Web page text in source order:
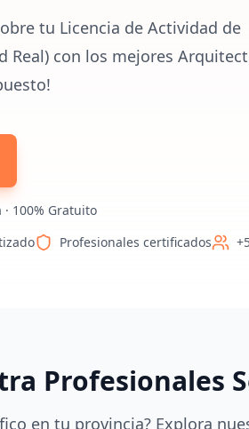
tu Licencia de Actividad de
Real) con los mejores
100% Gratuito
Profesionales certificados
Profesionales
en tu provincia? Explora